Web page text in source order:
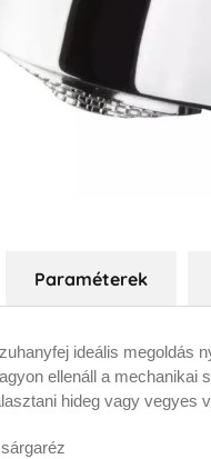
Paraméterek
ideális megoldás
ellenáll a mechanikai
hideg vagy vegyes